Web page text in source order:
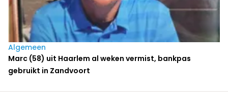
Algemeen
Marc (58) uit Haarlem al weken vermist, bankpas
gebruikt in Zandvoort